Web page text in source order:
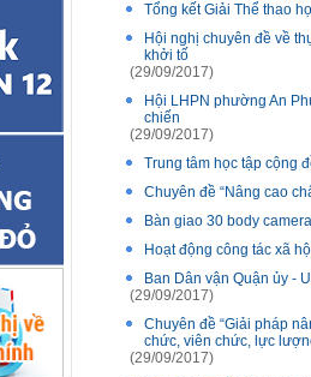
Tổng kết Giải Thể thao
Hội nghị chuyên đề về
khởi tố
(29/09/2017)
Hội LHPN phường An
chiến
(29/09/2017)
Trung tâm học tập cộng
Chuyên đề “Nâng cao
Bàn giao 30 body
Hoạt động công tác xã
Ban Dân vận Quận ủy -
(29/09/2017)
Chuyên đề “Giải pháp
chức, viên chức, lực
(29/09/2017)